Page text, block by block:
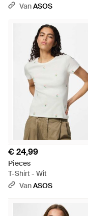
VanASOS
€ 24,99
Pieces
T-Shirt - Wit
VanASOS